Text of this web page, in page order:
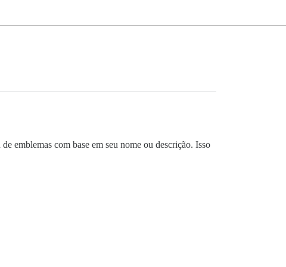
emblemas com base em seu nome ou descrição. Isso